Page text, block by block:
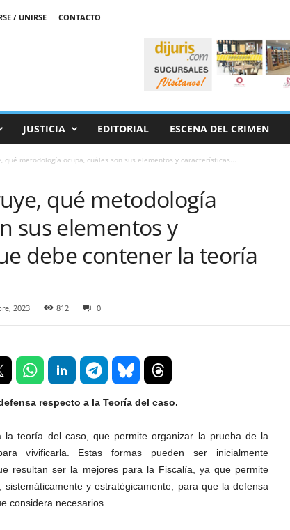
/ UNIRSE
CONTACTO
JUSTICIA EDITORIAL ESCENA DEL CRIMEN
qué metodología ocupa, cuáles son sus elementos y características...
qué metodología
sus elementos y
debe contener la teoría
2023 812 0
respecto a la Teoría del caso.
la teoría del caso, que permite organizar la prueba de la
vivificarla. Estas formas pueden ser inicialmente
resultan ser la mejores para la Fiscalía, ya que permite
y estratégicamente, para que la defensa
considera necesarios.